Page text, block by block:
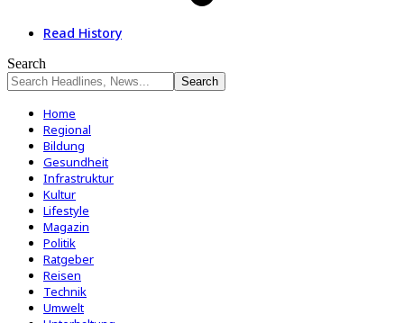
Read History
Search
Home
Regional
Bildung
Gesundheit
Infrastruktur
Kultur
Lifestyle
Magazin
Politik
Ratgeber
Reisen
Technik
Umwelt